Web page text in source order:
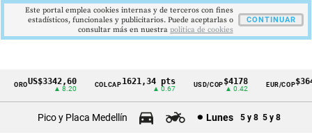
Cintillo
OROUS$3342,60
▲ 8.20
COLCAP1621,34 pts
▲ 0.67
USD/COP$4178
▲ 0.42
EUR/COP$3649
Pico y Placa Medellín Lunes 5 y 8 5 y 8
Este portal emplea cookies internas y de terceros con fines
estadísticos, funcionales y publicitarios. Puede aceptarlas o
consultar más en nuestra politica de cookies
CONTINUAR